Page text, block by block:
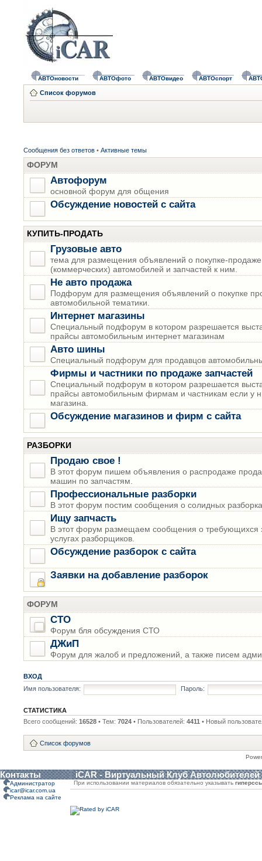
АВТОновости АВТОфото АВТОвидео АВТОспорт
Список форумов
Сообщения без ответов • Активные темы
ФОРУМ
Автофорум
основной форум для общения
Обсуждение новостей с сайта
КУПИТЬ-ПРОДАТЬ
Грузовые авто
тема для размещения объявлений о покупке-продаже
(коммерческих) автомобилей и запчастей к ним.
Не авто продажа
Подфорум для размещения объявлений о покупке
автомобильной тематики.
Интернет магазины
Специальный подфорум в котором разрешается
прайсы автомобильным интернет магазинам
Авто шины
Специальный подфорум для продавцов
Фирмы и частники по продаже запчастей
Специальный подфорум в котором разрешается
прайсы автомобильным фирмам и частникам если у
магазина.
Обсуждение магазинов и фирм с сайта
РАЗБОРКИ
Продаю свое !
В этот форум пишем объявления о распродаже
машин по запчастям.
Профессиональные разборки
В этот форум постим сообщения о солидных
Ищу запчасть
В этот форум размещаем сообщения о требующихся
услугах разборщиков.
Обсуждение разборок с сайта
Заявки на добавление разборок
ФОРУМ
СТО
Форум бля обсуждения СТО
ДЖиП
Форум для жалоб и предложений, а также писем
ВХОД
Имя пользователя:
Пароль:
СТАТИСТИКА
Всего сообщений: 16528 • Тем: 7024 • Пользователей: 4411 • Новый
Список форумов
Контакты iCAR - Виртуальный Клуб Автолюбителей
Администратор
icar@icar.com.ua
Реклама на сайте
При использовании материалов обязательно указывать